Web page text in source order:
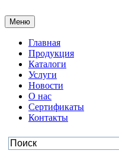
Меню
Главная
Продукция
Каталоги
Услуги
Новости
О нас
Сертификаты
Контакты